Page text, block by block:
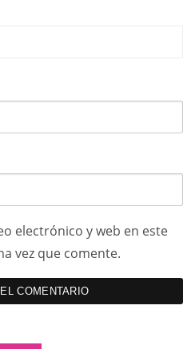
electrónico y web en este
vez que comente.